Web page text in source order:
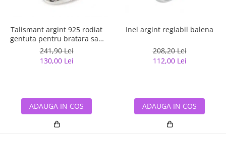
Talismant argint 925 rodiat
gentuta pentru bratara sau
lant
241,90 Lei
130,00 Lei
ADAUGA IN COS
Inel argint reglabil balena
208,20 Lei
112,00 Lei
ADAUGA IN COS